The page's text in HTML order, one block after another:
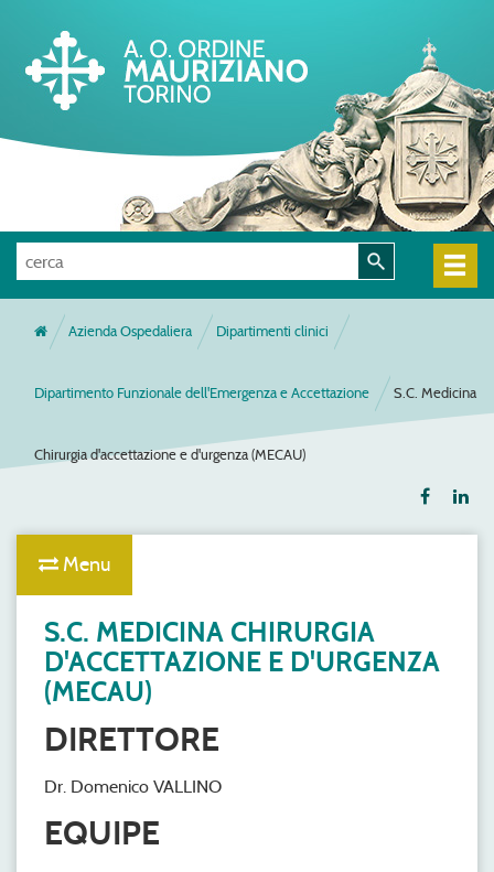
Azienda Ospedaliera Dipartimenti clinici
Dipartimento Funzionale dell'Emergenza e Accettazione S.C. Medicina
Chirurgia d'accettazione e d'urgenza (MECAU)
Menu
S.C. MEDICINA CHIRURGIA
D'ACCETTAZIONE E D'URGENZA
(MECAU)
DIRETTORE
Dr. Domenico VALLINO
EQUIPE